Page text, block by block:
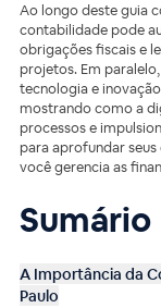
Ao longo deste guia
contabilidade pode
obrigações fiscais e
projetos. Em
tecnologia e
mostrando como a
processos e
para aprofundar
você gerencia as
Sumário
A Importância da
Paulo